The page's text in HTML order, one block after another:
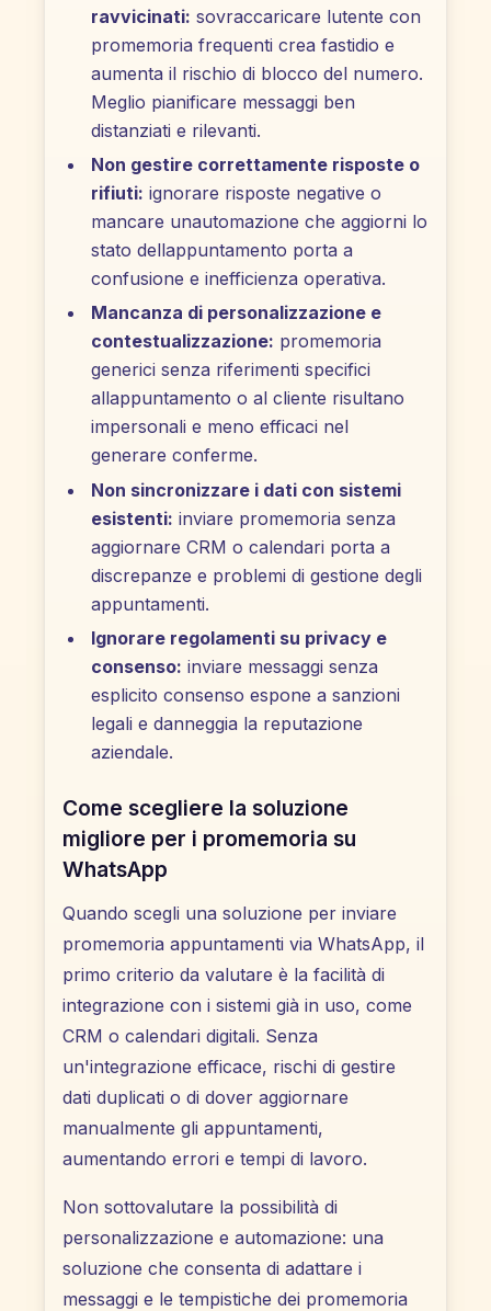
ravvicinati: sovraccaricare lutente con
promemoria frequenti crea fastidio e
aumenta il rischio di blocco del numero.
Meglio pianificare messaggi ben
distanziati e rilevanti.
Non gestire correttamente risposte o
rifiuti: ignorare risposte negative o
mancare unautomazione che aggiorni lo
stato dellappuntamento porta a
confusione e inefficienza operativa.
Mancanza di personalizzazione e
contestualizzazione: promemoria
generici senza riferimenti specifici
allappuntamento o al cliente risultano
impersonali e meno efficaci nel
generare conferme.
Non sincronizzare i dati con sistemi
esistenti: inviare promemoria senza
aggiornare CRM o calendari porta a
discrepanze e problemi di gestione degli
appuntamenti.
Ignorare regolamenti su privacy e
consenso: inviare messaggi senza
esplicito consenso espone a sanzioni
legali e danneggia la reputazione
aziendale.
Come scegliere la soluzione
migliore per i promemoria su
WhatsApp
Quando scegli una soluzione per inviare
promemoria appuntamenti via WhatsApp, il
primo criterio da valutare è la facilità di
integrazione con i sistemi già in uso, come
CRM o calendari digitali. Senza
un'integrazione efficace, rischi di gestire
dati duplicati o di dover aggiornare
manualmente gli appuntamenti,
aumentando errori e tempi di lavoro.
Non sottovalutare la possibilità di
personalizzazione e automazione: una
soluzione che consenta di adattare i
messaggi e le tempistiche dei promemoria